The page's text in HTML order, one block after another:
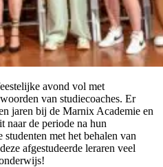
avond vol met
van studiecoaches. Er
jaren bij de Marnix Academie en
naar de periode na hun
met het behalen van
afgestudeerde leraren veel